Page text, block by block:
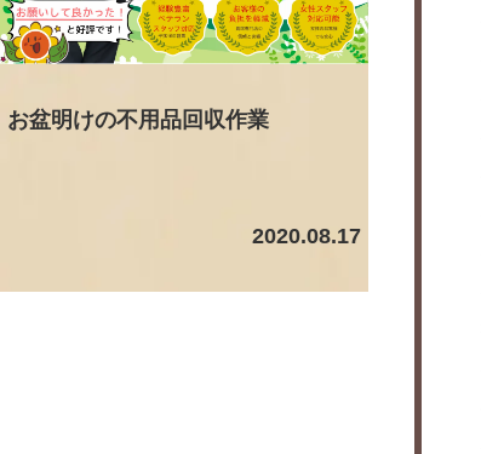
お盆明けの不用品回収作業
2020.08.17